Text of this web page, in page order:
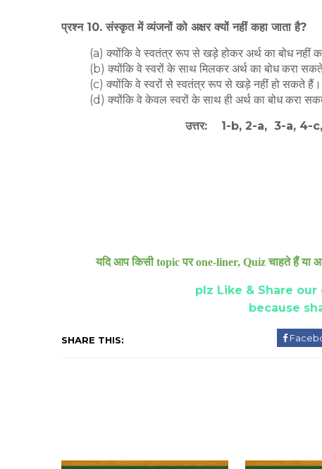
प्रश्न 10. संस्कृत में व्यंजनों को अक्षर क्यों नहीं कहा जाता है?
(a) क्योंकि वे स्वतंत्र रूप से खड़े होकर अर्थ का बोध नहीं
(b) क्योंकि वे स्वरों के साथ मिलकर अर्थ का बोध करा
(c) क्योंकि वे स्वरों से स्वतंत्र रूप से खड़े नहीं हो सकते हैं।
(d) क्योंकि वे केवल स्वरों के साथ ही अर्थ का बोध करा
उत्तर: 1-b, 2-a, 3-a, 4-
यदि आप किसी topic पर one-liner, Quiz चाहते हैं
plz Like & Share
because
SHARE THIS: